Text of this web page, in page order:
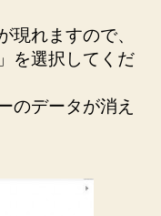
現れますので、
を選択してくだ
のデータが消え